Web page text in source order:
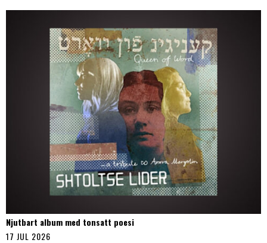
Njutbart album med tonsatt poesi
17 JUL 2026